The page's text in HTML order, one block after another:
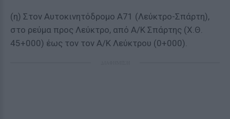
(η) Στον Αυτοκινητόδρομο Α71 (Λεύκτρο-Σπάρτη),
στο ρεύμα προς Λεύκτρο, από Α/Κ Σπάρτης (Χ.Θ.
45+000) έως τον τον Α/Κ Λεύκτρου (0+000).